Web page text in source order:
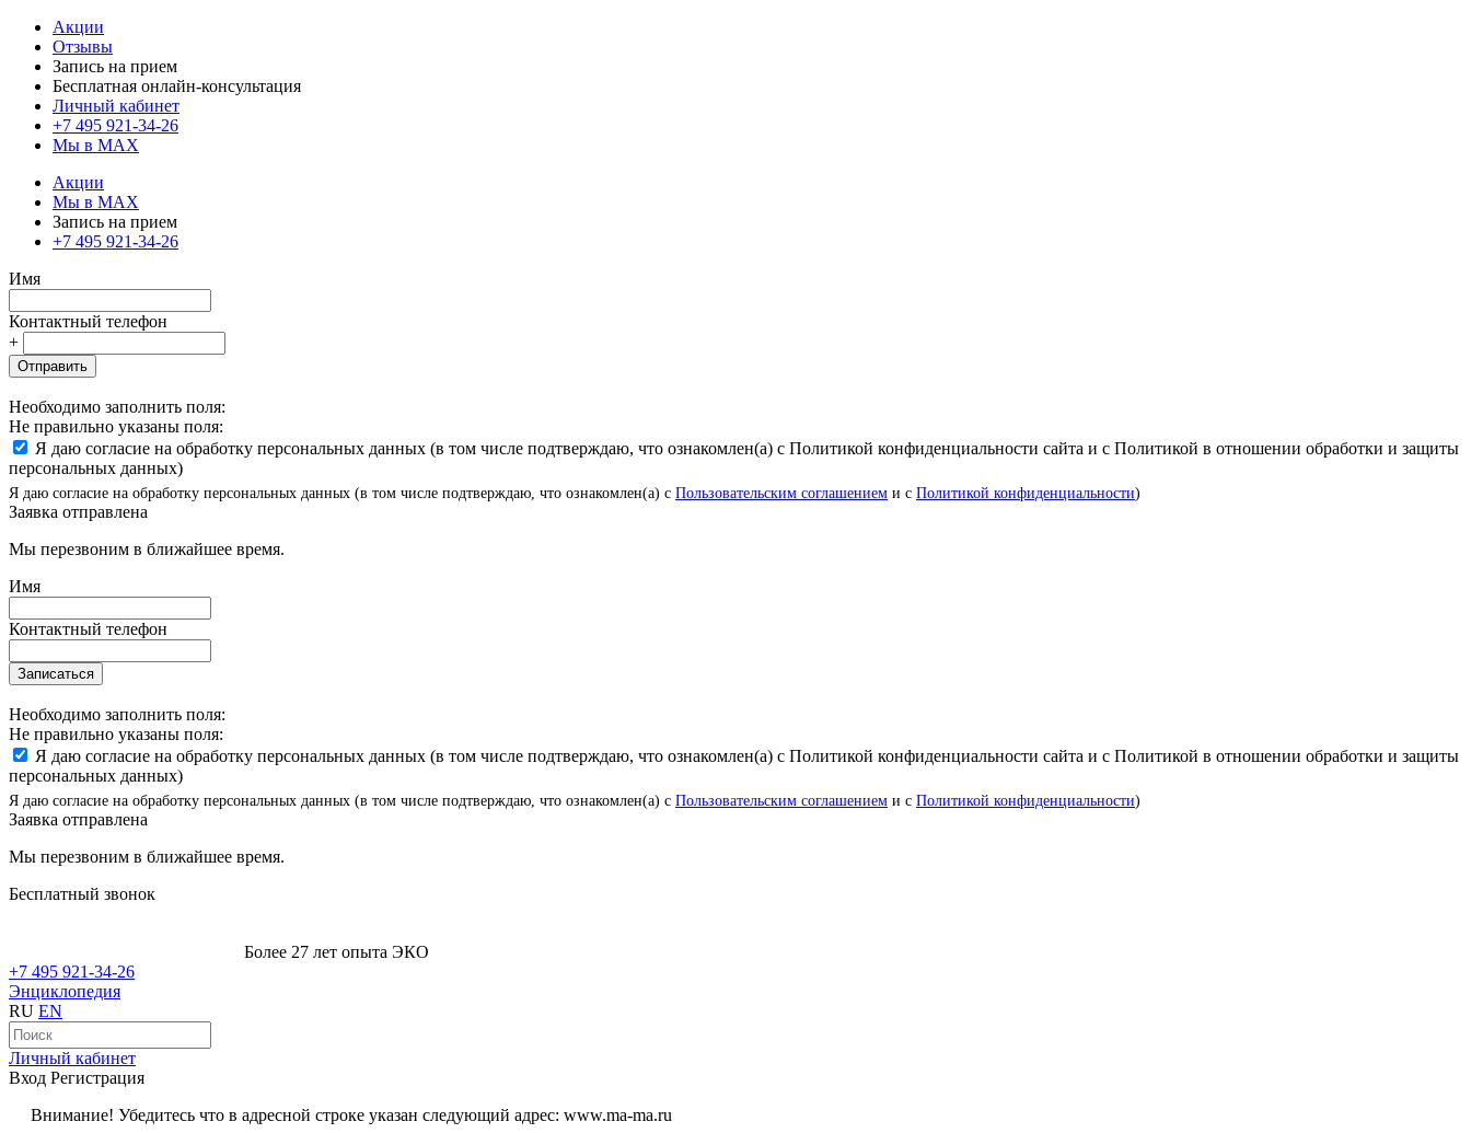
Акции
Отзывы
Запись на прием
Бесплатная онлайн-консультация
Личный кабинет
+7 495 921-34-26
Мы в MAX
Акции
Мы в MAX
Запись на прием
+7 495 921-34-26
Имя
Контактный телефон
+
Отправить
Необходимо заполнить поля:
Не правильно указаны поля:
Я даю согласие на обработку персональных данных (в том числе подтверждаю, что ознакомлен(а) с Политикой конфиденциальности сайта и с Политикой в отношении обработки и защиты
персональных данных)
Я даю согласие на обработку персональных данных (в том числе подтверждаю, что ознакомлен(а) с Пользовательским соглашением и с Политикой конфиденциальности)
Заявка отправлена
Мы перезвоним в ближайшее время.
Имя
Контактный телефон
Записаться
Необходимо заполнить поля:
Не правильно указаны поля:
Я даю согласие на обработку персональных данных (в том числе подтверждаю, что ознакомлен(а) с Политикой конфиденциальности сайта и с Политикой в отношении обработки и защиты
персональных данных)
Я даю согласие на обработку персональных данных (в том числе подтверждаю, что ознакомлен(а) с Пользовательским соглашением и с Политикой конфиденциальности)
Заявка отправлена
Мы перезвоним в ближайшее время.
Бесплатный звонок
Более 27 лет опыта ЭКО
+7 495 921-34-26
Энциклопедия
RU EN
Личный кабинет
Вход Регистрация
Внимание! Убедитесь что в адресной строке указан следующий адрес: www.ma-ma.ru